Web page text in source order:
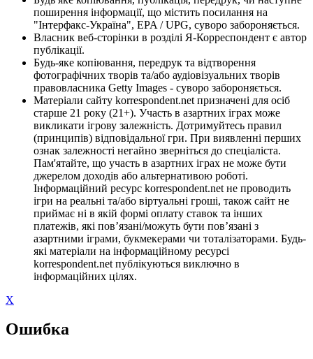
поширення інформації, що містить посилання на
"Інтерфакс-Україна", EPA / UPG, суворо забороняється.
Власник веб-сторінки в розділі Я-Корреспондент є автор
публікації.
Будь-яке копіювання, передрук та відтворення
фотографічних творів та/або аудіовізуальних творів
правовласника Getty Images - суворо забороняється.
Матеріали сайту korrespondent.net призначені для осіб
старше 21 року (21+). Участь в азартних іграх може
викликати ігрову залежність. Дотримуйтесь правил
(принципів) відповідальної гри. При виявленні перших
ознак залежності негайно зверніться до спеціаліста.
Пам'ятайте, що участь в азартних іграх не може бути
джерелом доходів або альтернативою роботі.
Інформаційний ресурс korrespondent.net не проводить
ігри на реальні та/або віртуальні гроші, також сайт не
приймає ні в якій формі оплату ставок та інших
платежів, які пов’язані/можуть бути пов’язані з
азартними іграми, букмекерами чи тоталізаторами. Будь-
які матеріали на інформаційному ресурсі
korrespondent.net публікуються виключно в
інформаційних цілях.
X
Ошибка